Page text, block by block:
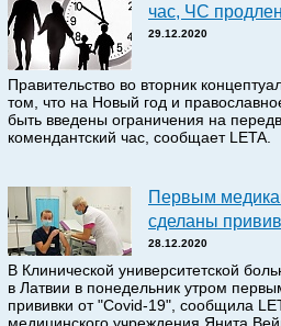
час, ЧС
29.12.2020
Правительство во вторник
том, что на Новый год и
быть введены ограничения на
комендантский час, сообщает LETA.
Первым
сделаны
28.12.2020
В Клинической университетской
в Латвии в понедельник утром
прививки от "Covid-19", сообщила